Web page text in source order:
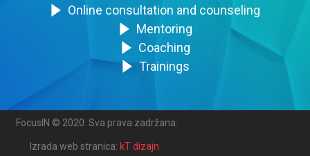
Online consultation and counseling
Mentoring
Coaching
Trainings
FocusIN © 2020. Sva prava zadržana.
Izrada web stranica: kT dizajn